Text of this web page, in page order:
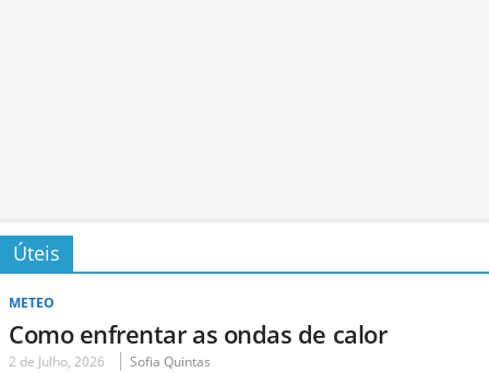
Úteis
METEO
Como enfrentar as ondas de calor
2 de Julho, 2026 Sofia Quintas